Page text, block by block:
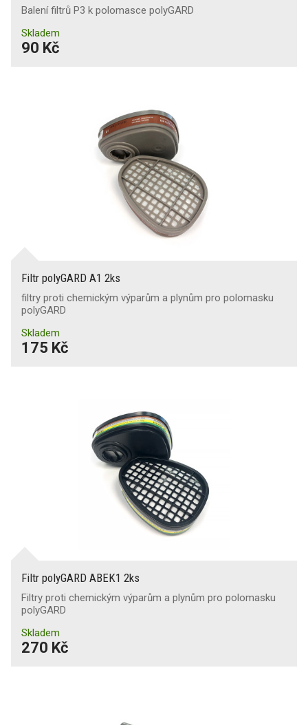
Balení filtrů P3 k polomasce polyGARD
Skladem
90 Kč
Filtr polyGARD A1 2ks
filtry proti chemickým výparům a plynům pro polomasku
polyGARD
Skladem
175 Kč
Filtr polyGARD ABEK1 2ks
Filtry proti chemickým výparům a plynům pro polomasku
polyGARD
Skladem
270 Kč